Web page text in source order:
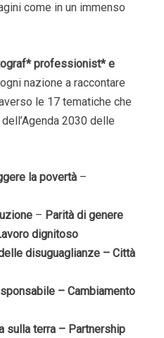
come in un immenso
professionist* e
nazione a raccontare
le 17 tematiche che
2030 delle
la povertà –
– Parità di genere
dignitoso
disuguaglianze – Città
– Cambiamento
sulla terra – Partnership